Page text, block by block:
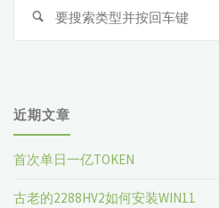
近期文章
首次单日一亿TOKEN
古老的2288HV2如何安装WIN11